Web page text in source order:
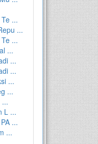
...
...
...
...
...
...
...
...
L ...
...
...